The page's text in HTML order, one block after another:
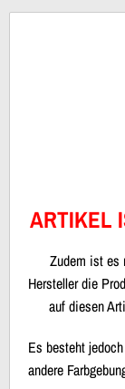
ARTIKEL
Zudem ist es
Hersteller die
auf diesen
Es besteht
andere